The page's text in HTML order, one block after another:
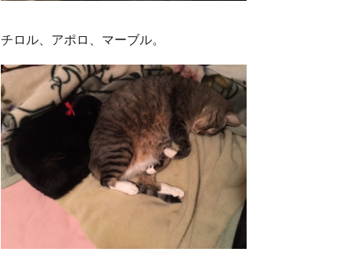
チロル、アポロ、マーブル。